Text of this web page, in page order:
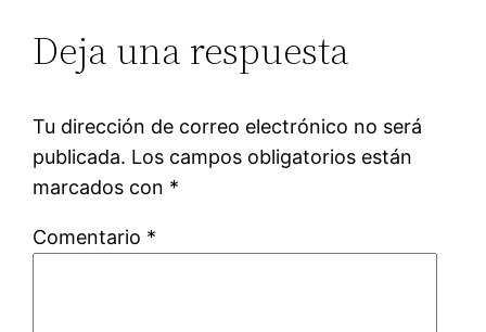
Deja una respuesta
Tu dirección de correo electrónico no será
publicada. Los campos obligatorios están
marcados con *
Comentario *